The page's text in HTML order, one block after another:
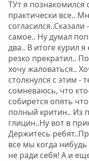
ТУт я познакомился
практически все..
самое.. Ну думал
два.. В итоге курил
резко прекратил..
хочу жаловаться..
столкнулся с этим -
сомневаюсь, что
собирется опять
полный критин.. Из
глицин..Ну вот в
Держитесь
все мы когда
не ради себя! А и